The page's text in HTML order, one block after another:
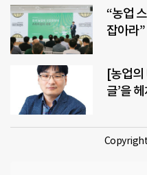
“농업
잡아라”
[농업의
글’을